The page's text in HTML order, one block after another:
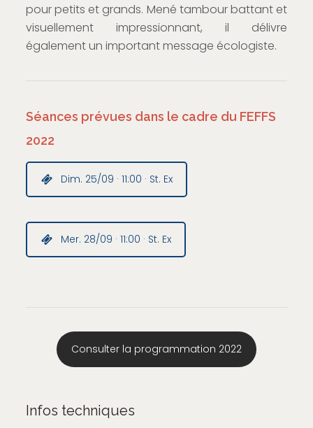
pour petits et grands. Mené tambour battant et
visuellement impressionnant, il délivre
également un important message écologiste.
Séances prévues dans le cadre du FEFFS
2022
Dim. 25/09 · 11:00 · St. Ex
Mer. 28/09 · 11:00 · St. Ex
Consulter la programmation 2022
Infos techniques